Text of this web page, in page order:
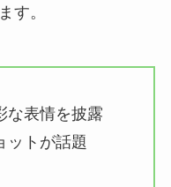
す。
な表情を披露
ットが話題